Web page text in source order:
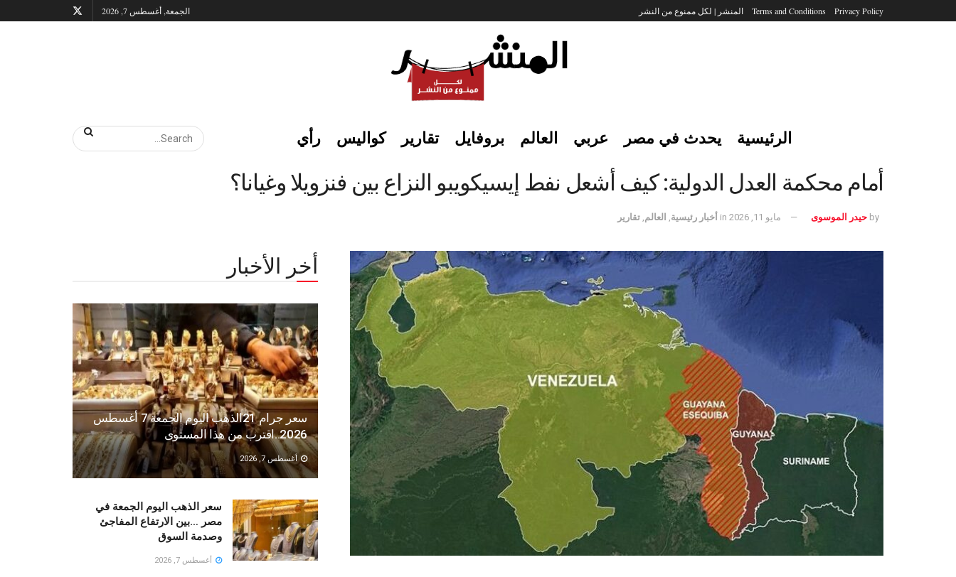
Privacy Policy
Terms and Conditions المنشر | لكل ممنوع من النشر الجمعة, أغسطس 7, 2026
الرئيسية يحدث في مصر عربي العالم بروفايل تقارير كواليس رأي
أمام محكمة العدل الدولية: كيف أشعل نفط إيسيكويبو النزاع بين فنزويلا وغيانا؟
by حيدر الموسوى مايو 11, 2026 in أخبار رئيسية العالم تقارير
أخر الأخبار
سعر جرام 21الذهب اليوم الجمعة 7 أغسطس
2026..اقترب من هذا المستوى
أغسطس 7, 2026
سعر الذهب اليوم الجمعة في
مصر …بين الارتفاع المفاجئ
وصدمة السوق
أغسطس 7, 2026